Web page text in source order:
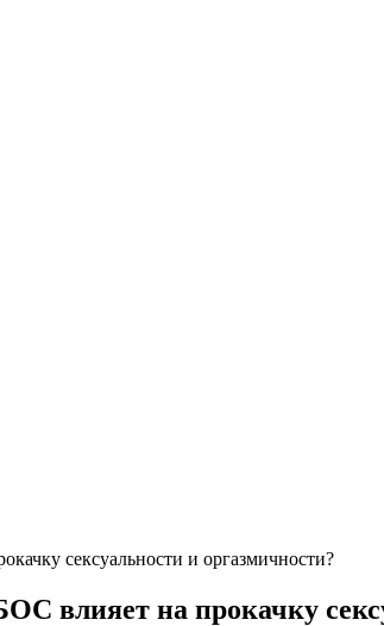
сексуальности и оргазмичности?
влияет на прокачку